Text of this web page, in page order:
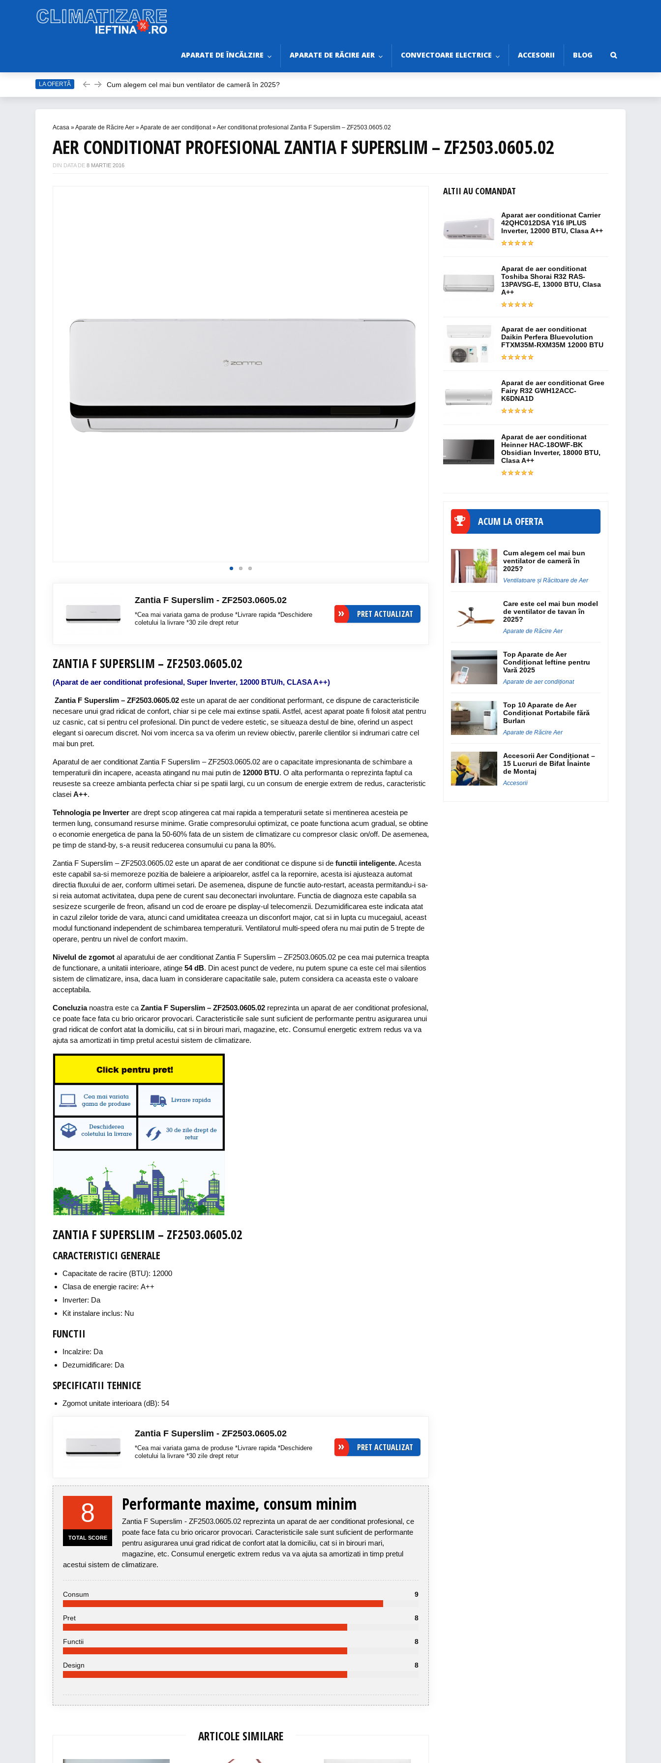
APARATE DE ÎNCĂLZIRE APARATE DE RĂCIRE AER CONVECTOARE ELECTRICE ACCESORII BLOG
LA OFERTĂ
Acasa »Aparate de Răcire Aer »Aparate de aer condiționat»Aer conditionat profesional Zantia F Superslim – ZF2503.0605.02
AER CONDITIONAT PROFESIONAL ZANTIA F SUPERSLIM – ZF2503.0605.02
DIN DATA DE 8 MARTIE 2016
Zantia F Superslim - ZF2503.0605.02
*Cea mai variata gama de produse *Livrare rapida *Deschidere
coletului la livrare *30 zile drept retur
PRET ACTUALIZAT
ZANTIA F SUPERSLIM – ZF2503.0605.02
(Aparat de aer conditionat profesional, Super Inverter, 12000 BTU/h, CLASA A++)
Zantia F Superslim – ZF2503.0605.02 este un aparat de aer conditionat performant, ce dispune de caracteristicile
necesare unui grad ridicat de confort, chiar si pe cele mai extinse spatii. Astfel, acest aparat poate fi folosit atat pentru
uz casnic, cat si pentru cel profesional. Din punct de vedere estetic, se situeaza destul de bine, oferind un aspect
elegant si oarecum discret. Noi vom incerca sa va oferim un review obiectiv, parerile clientilor si indrumari catre cel
mai bun pret.
Aparatul de aer conditionat Zantia F Superslim – ZF2503.0605.02 are o capacitate impresionanta de schimbare a
temperaturii din incapere, aceasta atingand nu mai putin de 12000 BTU. O alta performanta o reprezinta faptul ca
reuseste sa creeze ambianta perfecta chiar si pe spatii largi, cu un consum de energie extrem de redus, caracteristic
clasei A++.
Tehnologia pe Inverter are drept scop atingerea cat mai rapida a temperaturii setate si mentinerea acesteia pe
termen lung, consumand resurse minime. Gratie compresorului optimizat, ce poate functiona acum gradual, se obtine
o economie energetica de pana la 50-60% fata de un sistem de climatizare cu compresor clasic on/off. De asemenea,
pe timp de stand-by, s-a reusit reducerea consumului cu pana la 80%.
Zantia F Superslim – ZF2503.0605.02 este un aparat de aer conditionat ce dispune si de functii inteligente.Acesta
este capabil sa-si memoreze pozitia de baleiere a aripioarelor, astfel ca la repornire, acesta isi ajusteaza automat
directia fluxului de aer, conform ultimei setari. De asemenea, dispune de functie auto-restart, aceasta permitandu-i sa-
si reia automat activitatea, dupa pene de curent sau deconectari involuntare. Functia de diagnoza este capabila sa
sesizeze scurgerile de freon, afisand un cod de eroare pe display-ul telecomenzii. Dezumidificarea este indicata atat
in cazul zilelor toride de vara, atunci cand umiditatea creeaza un disconfort major, cat si in lupta cu mucegaiul, aceast
modul functionand independent de schimbarea temperaturii. Ventilatorul multi-speed ofera nu mai putin de 5 trepte de
operare, pentru un nivel de confort maxim.
Nivelul de zgomot al aparatului de aer conditionat Zantia F Superslim – ZF2503.0605.02 pe cea mai puternica treapta
de functionare, a unitatii interioare, atinge 54 dB. Din acest punct de vedere, nu putem spune ca este cel mai silentios
sistem de climatizare, insa, daca luam in considerare capacitatile sale, putem considera ca aceasta este o valoare
acceptabila.
Concluzianoastra este ca Zantia F Superslim – ZF2503.0605.02 reprezinta un aparat de aer conditionat profesional,
ce poate face fata cu brio oricaror provocari. Caracteristicile sale sunt suficient de performante pentru asigurarea unui
grad ridicat de confort atat la domiciliu, cat si in birouri mari, magazine, etc. Consumul energetic extrem redus va va
ajuta sa amortizati in timp pretul acestui sistem de climatizare.
ZANTIA F SUPERSLIM – ZF2503.0605.02
CARACTERISTICI GENERALE
Capacitate de racire (BTU): 12000
Clasa de energie racire: A++
Inverter: Da
Kit instalare inclus: Nu
FUNCTII
Incalzire: Da
Dezumidificare: Da
SPECIFICATII TEHNICE
Zgomot unitate interioara (dB): 54
Zantia F Superslim - ZF2503.0605.02
*Cea mai variata gama de produse *Livrare rapida *Deschidere
coletului la livrare *30 zile drept retur
PRET ACTUALIZAT
8
TOTAL SCORE
Performante maxime, consum minim
Zantia F Superslim - ZF2503.0605.02 reprezinta un aparat de aer conditionat profesional, ce
poate face fata cu brio oricaror provocari. Caracteristicile sale sunt suficient de performante
pentru asigurarea unui grad ridicat de confort atat la domiciliu, cat si in birouri mari,
magazine, etc. Consumul energetic extrem redus va va ajuta sa amortizati in timp pretul
acestui sistem de climatizare.
Consum 9
Pret 8
Functii 8
Design 8
ARTICOLE SIMILARE
ALTII AU COMANDAT
Aparat aer conditionat Carrier
42QHC012DSA Y16 IPLUS
Inverter, 12000 BTU, Clasa A++
Aparat de aer conditionat
Toshiba Shorai R32 RAS-
13PAVSG-E, 13000 BTU, Clasa
A++
Aparat de aer conditionat
Daikin Perfera Bluevolution
FTXM35M-RXM35M 12000 BTU
Aparat de aer conditionat Gree
Fairy R32 GWH12ACC-
K6DNA1D
Aparat de aer conditionat
Heinner HAC-18OWF-BK
Obsidian Inverter, 18000 BTU,
Clasa A++
ACUM LA OFERTA
Cum alegem cel mai bun
ventilator de cameră în
2025?
Ventilatoare și Răcitoare de Aer
Care este cel mai bun model
de ventilator de tavan în
2025?
Aparate de Răcire Aer
Top Aparate de Aer
Condiționat Ieftine pentru
Vară 2025
Aparate de aer condiționat
Top 10 Aparate de Aer
Condiționat Portabile fără
Burlan
Aparate de Răcire Aer
Accesorii Aer Condiționat –
15 Lucruri de Bifat Înainte
de Montaj
Accesorii